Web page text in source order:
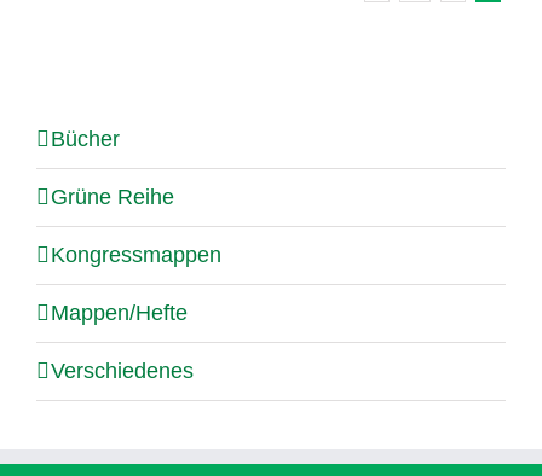
Bücher
Grüne Reihe
Kongressmappen
Mappen/Hefte
Verschiedenes